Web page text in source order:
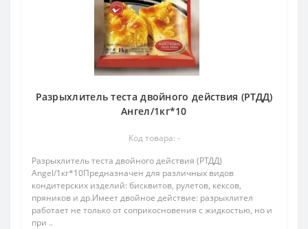
Разрыхлитель теста двойного действия (РТДД)
Ангел/1кг*10
Код товара: -
Разрыхлитель теста двойного действия (РТДД)
Angel/1кг*10Предназначен для различных видов
кондитерских изделий: бисквитов, рулетов, кексов,
пряников и др.Имеет двойное действие: разрыхлител
работает не только от соприкосновения с жидкостью, но и
при ..